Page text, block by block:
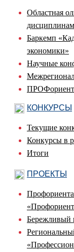
Областная
дисциплинам
Баркемп
экономики»
Научные
КОНКУРСЫ
Текущие
Конкурсы в
Итоги
ПРОЕКТЫ
Бережливый